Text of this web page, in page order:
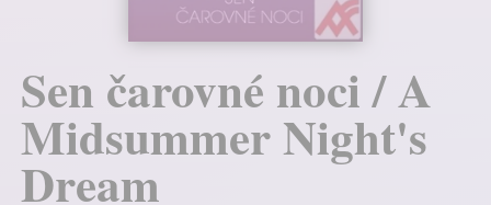
Sen čarovné noci / A
Midsummer Night's
Dream